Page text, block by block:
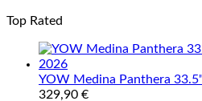
Top Rated
YOW Medina Panthera
329,90 €